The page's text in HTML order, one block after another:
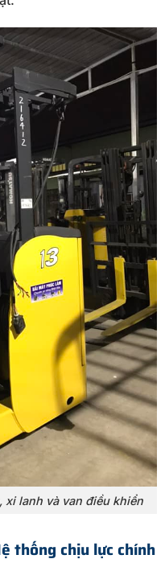
xi lanh và van điều khiển
thống chịu lực chính